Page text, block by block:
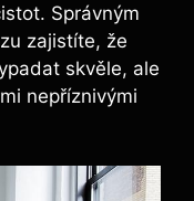
Správným
zajistíte, že
skvěle, ale
nepříznivými